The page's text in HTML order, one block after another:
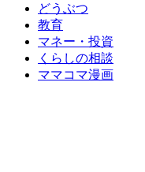
どうぶつ
教育
マネー・投資
くらしの相談
ママコマ漫画